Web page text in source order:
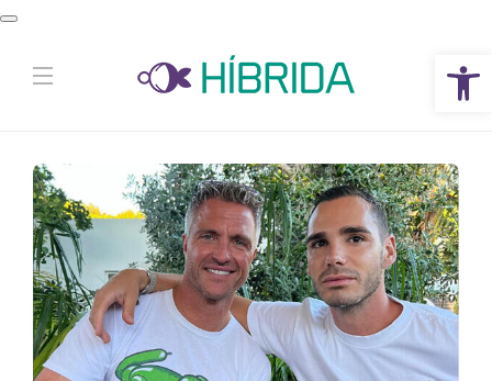
Abrir a barra de ferramentas